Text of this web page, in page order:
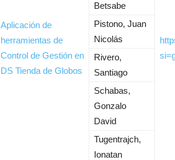
Aplicación de
herramientas de
Control de Gestión en
DS Tienda de Globos
Betsabe
Pistono, Juan
Nicolás
Rivero,
Santiago
Schabas,
Gonzalo
David
Tugentrajch,
Ionatan